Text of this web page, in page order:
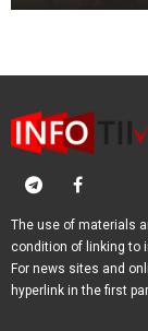
The use of materials
condition of linking to
For news sites and
hyperlink in the first